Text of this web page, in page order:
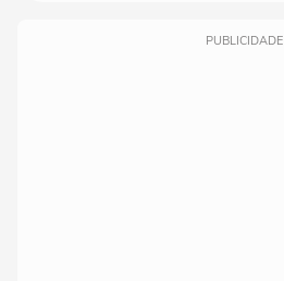
PUBLICIDADE